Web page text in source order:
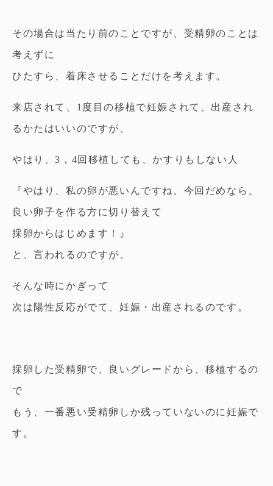
その場合は当たり前のことですが、受精卵のことは
考えずに
ひたすら、着床させることだけを考えます。
来店されて、1度目の移植で妊娠されて、出産され
るかたはいいのですが、
やはり、3，4回移植しても、かすりもしない人
『やはり、私の卵が悪いんですね。今回だめなら、
良い卵子を作る方に切り替えて
採卵からはじめます！』
と、言われるのですが、
そんな時にかぎって
次は陽性反応がでて、妊娠・出産されるのです。
採卵した受精卵で、良いグレードから、移植するの
で
もう、一番悪い受精卵しか残っていないのに妊娠で
す。